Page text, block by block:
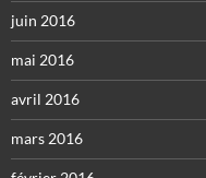
juin 2016
mai 2016
avril 2016
mars 2016